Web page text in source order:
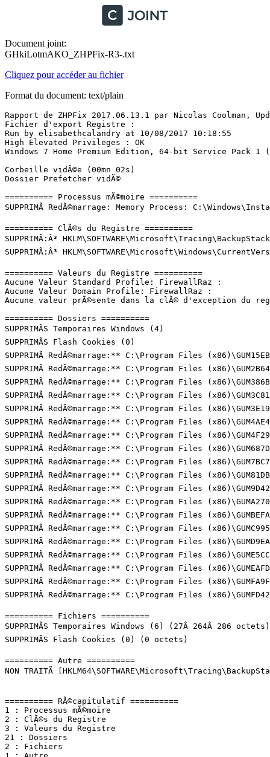
Document joint:
GHkiLotmAKO_ZHPFix-R3-.txt
Cliquez pour accéder au fichier
Format du document: text/plain
Rapport de ZHPFix 2017.06.13.1 par Nicolas Coolman,
Fichier d'export Registre :
Run by elisabethcalandry at 10/08/2017 10:18:55
High Elevated Privileges : OK
Windows 7 Home Premium Edition, 64-bit Service Pack 1
Corbeille vidÃ©e (00mn 02s)
Dossier Prefetcher vidÃ©
========== Processus mÃ©moire ==========
SUPPRIMÃ RedÃ©marrage: Memory Process:
========== ClÃ©s du Registre ==========
SUPPRIMÃ:Â³
SUPPRIMÃ:Â³
========== Valeurs du Registre ==========
Aucune Valeur Standard Profile: FirewallRaz :
Aucune Valeur Domain Profile: FirewallRaz :
Aucune valeur prÃ©sente dans la clÃ© d'exception du
========== Dossiers ==========
SUPPRIMÃS Temporaires Windows (4)
SUPPRIMÃS Flash Cookies (0)
SUPPRIMÃ RedÃ©marrage:** C:\Program Files
SUPPRIMÃ RedÃ©marrage:** C:\Program Files
SUPPRIMÃ RedÃ©marrage:** C:\Program Files
SUPPRIMÃ RedÃ©marrage:** C:\Program Files
SUPPRIMÃ RedÃ©marrage:** C:\Program Files
SUPPRIMÃ RedÃ©marrage:** C:\Program Files
SUPPRIMÃ RedÃ©marrage:** C:\Program Files
SUPPRIMÃ RedÃ©marrage:** C:\Program Files
SUPPRIMÃ RedÃ©marrage:** C:\Program Files
SUPPRIMÃ RedÃ©marrage:** C:\Program Files
SUPPRIMÃ RedÃ©marrage:** C:\Program Files
SUPPRIMÃ RedÃ©marrage:** C:\Program Files
SUPPRIMÃ RedÃ©marrage:** C:\Program Files
SUPPRIMÃ RedÃ©marrage:** C:\Program Files
SUPPRIMÃ RedÃ©marrage:** C:\Program Files
SUPPRIMÃ RedÃ©marrage:** C:\Program Files
SUPPRIMÃ RedÃ©marrage:** C:\Program Files
SUPPRIMÃ RedÃ©marrage:** C:\Program Files
SUPPRIMÃ RedÃ©marrage:** C:\Program Files
========== Fichiers ==========
SUPPRIMÃS Temporaires Windows (6) (27Â 264Â 286 octets)
SUPPRIMÃS Flash Cookies (0) (0 octets)
========== Autre ==========
NON TRAITÃ
========== RÃ©capitulatif ==========
1 : Processus mÃ©moire
2 : ClÃ©s du Registre
3 : Valeurs du Registre
21 : Dossiers
2 : Fichiers